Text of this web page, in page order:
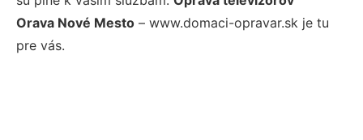
Orava Nové Mesto – www.domaci-opravar.sk je tu
pre vás.